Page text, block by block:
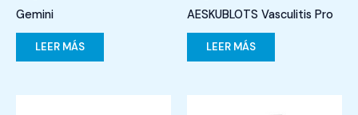
Gemini
LEER MÁS
AESKUBLOTS Vasculitis Pro
LEER MÁS